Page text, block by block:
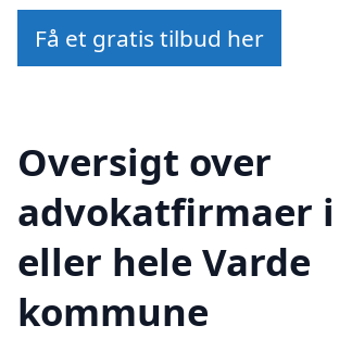
Få et gratis tilbud her
Oversigt over
advokatfirmaer
eller hele Varde
kommune